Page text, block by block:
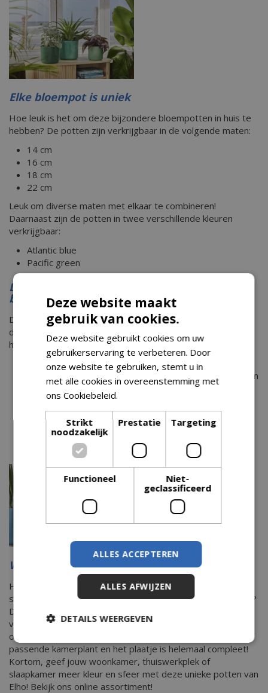
Elke bloempot is uniek
Hoe leuk is het om deze bijzondere bloempotten in huis te
hebben? De potten zijn verkrijgbaar in de volgende maten:
14 cm
16 cm
18 cm
22 cm
Leuk om diverse maten met elkaar te combineren!
Daarnaast zijn de potten in twee verschillende kleuren
verkrijgbaar:
Atlantic blue
Pacific green
De voordelen van deze unieke, duurzame
binnenpotten
Dat de bloempotten uit de Ocean Collection duurzaam zijn,
dat mag nu toch wel duidelijk zijn. Maar de bloempotten
hebben nog meer voordelen:
De potten zijn 100% recyclebaar.
De potten zijn gemaakt met 100% gerecycled plastic en
windenergie.
De 18 en 22 cm pot zijn te combineren met de elho
self-watering insert om je planten makkelijk te
verzorgen
Elke pot is uniek door de wisselende kleurtonen- en
natuurlijk marmereffecten.
Wil jij ook duurzame potten van elho?
Hebben wij je enthousiast gemaakt? Wil jij ook graag je
steentje bijdragen aan een oceaan met minder plastic afval?
Dan zijn de potten uit The Ocean Collection van Elho écht is
voor jou! Door te kiezen voor deze potten help jij de
oceanen schoon te houden. Kies bij één van de potten een
passende kamerplant en het plaatje is helemaal compleet!
Kortom, geef jouw woonkamer, thuiswerkplek of
slaapkamer meer kleur en sfeer met deze unieke potten van
Elho! Bekijk ons online assortiment!
Deze website maakt
gebruik van cookies.
Deze website gebruikt cookies om uw
gebruikerservaring te verbeteren. Door
onze website te gebruiken, stemt u in
met alle cookies in overeenstemming met
ons Cookiebeleid.
Strikt
noodzakelijk
Prestatie Targeting
Functioneel
Niet-
geclassificeerd
ALLES ACCEPTEREN
ALLES AFWIJZEN
DETAILS WEERGEVEN